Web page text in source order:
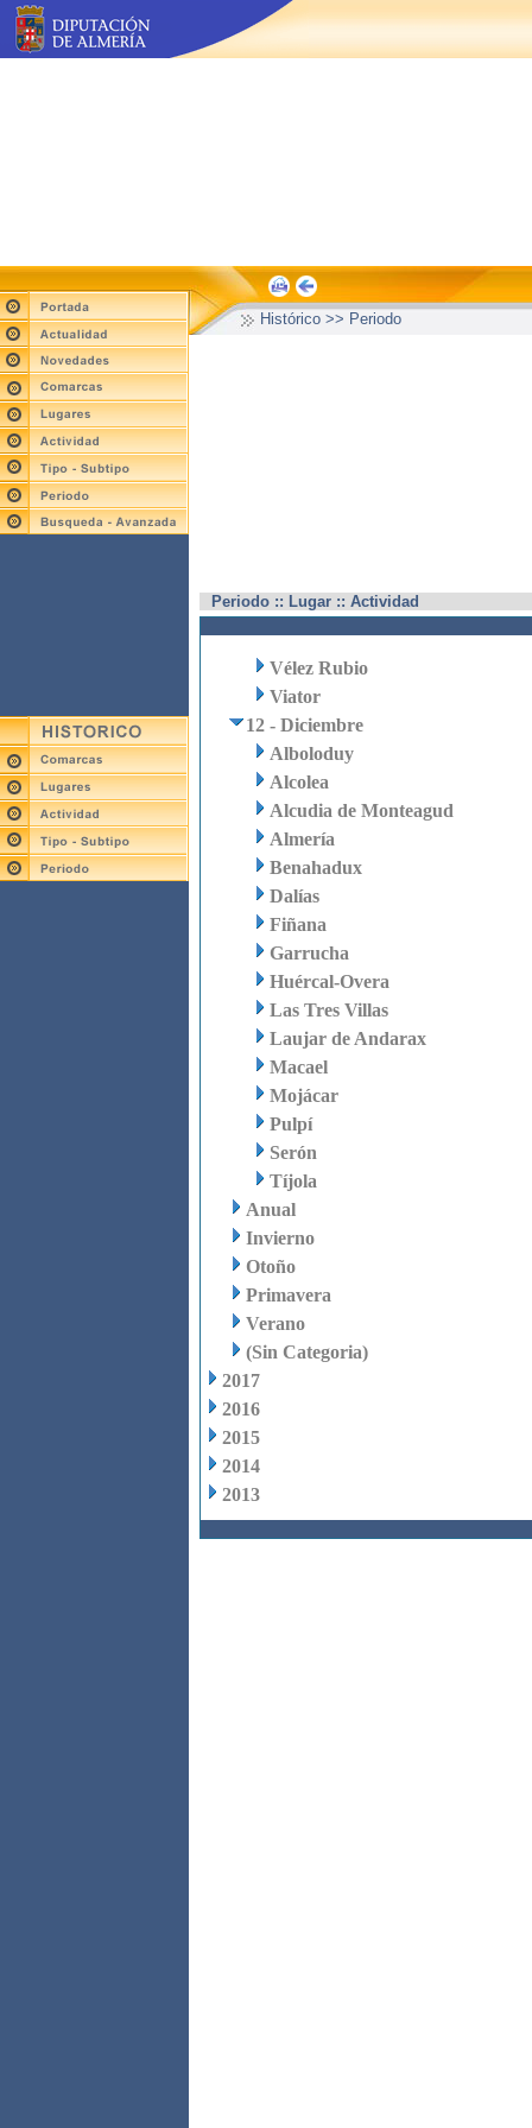
Histórico >> Periodo
Periodo :: Lugar :: Actividad
Vélez Rubio
Viator
12 - Diciembre
Alboloduy
Alcolea
Alcudia de Monteagud
Almería
Benahadux
Dalías
Fiñana
Garrucha
Huércal-Overa
Las Tres Villas
Laujar de Andarax
Macael
Mojácar
Pulpí
Serón
Tíjola
Anual
Invierno
Otoño
Primavera
Verano
(Sin Categoria)
2017
2016
2015
2014
2013